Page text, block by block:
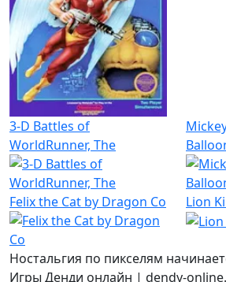
3-D Battles of
WorldRunner, The
Felix the Cat by Dragon Co Lion
Ностальгия по пикселям
Игры Денди онлайн | dendy-